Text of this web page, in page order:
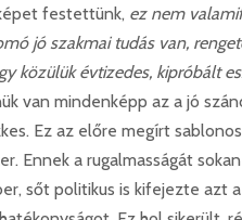
festettünk, ez nem
jó szakmai tudás van,
közülük évtizedes, kipróbált
van mindenképp az a jó
Ez az előre megírt
Ennek a rugalmasságát
sőt politikus is kifejezte